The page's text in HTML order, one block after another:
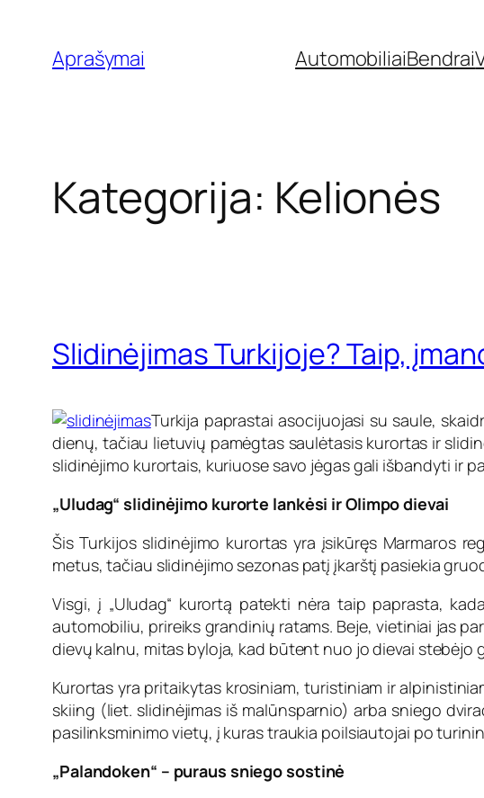
turinio
Aprašymai AutomobiliaiBendrai
Kategorija: Kelionės
Slidinėjimas Turkijoje? Taip,
Turkija paprastai asocijuojasi su saule,
dienų, tačiau lietuvių pamėgtas saulėtasis kurortas ir
slidinėjimo kurortais, kuriuose savo jėgas gali išbandyti ir
„Uludag“ slidinėjimo kurorte lankėsi ir Olimpo dievai
Šis Turkijos slidinėjimo kurortas yra įsikūręs Marmaros
metus, tačiau slidinėjimo sezonas patį įkarštį pasiekia
Visgi, į „Uludag“ kurortą patekti nėra taip paprasta,
automobiliu, prireiks grandinių ratams. Beje, vietiniai jas
dievų kalnu, mitas byloja, kad būtent nuo jo dievai stebėjo
Kurortas yra pritaikytas krosiniam, turistiniam ir
skiing (liet. slidinėjimas iš malūnsparnio) arba sniego
pasilinksminimo vietų, į kuras traukia poilsiautojai po
„Palandoken“ – puraus sniego sostinė